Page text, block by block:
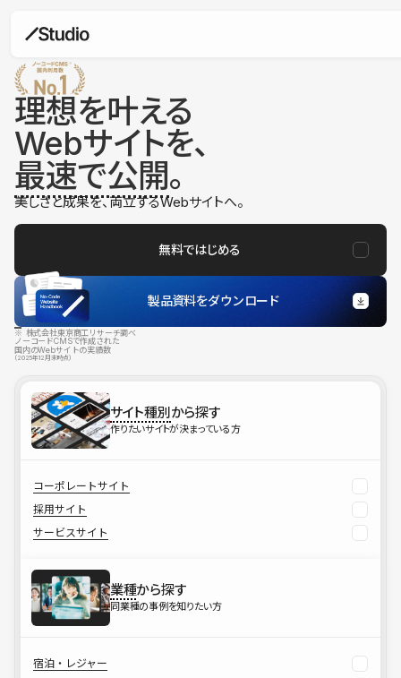
理想を叶える
Webサイトを、
最速で公開。
美しさと成果を、両立するWebサイトへ。
無料ではじめる
製品資料をダウンロード
※ 株式会社東京商工リサーチ調べ
ノーコードCMSで作成された
国内のWebサイトの実績数
（2025年12月末時点）
サイト種別から探す
作りたいサイトが決まっている方
コーポレートサイト
採用サイト
サービスサイト
業種から探す
同業種の事例を知りたい方
宿泊・レジャー